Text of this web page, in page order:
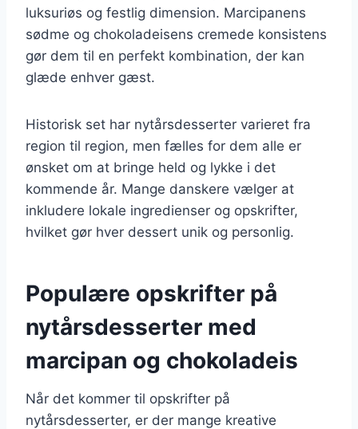
luksuriøs og festlig dimension. Marcipanens
sødme og chokoladeisens cremede konsistens
gør dem til en perfekt kombination, der kan
glæde enhver gæst.
Historisk set har nytårsdesserter varieret fra
region til region, men fælles for dem alle er
ønsket om at bringe held og lykke i det
kommende år. Mange danskere vælger at
inkludere lokale ingredienser og opskrifter,
hvilket gør hver dessert unik og personlig.
Populære opskrifter på
nytårsdesserter med
marcipan og chokoladeis
Når det kommer til opskrifter på
nytårsdesserter, er der mange kreative